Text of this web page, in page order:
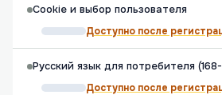
Cookie и выбор пользователя
Доступно после
Русский язык для потребителя
Доступно после